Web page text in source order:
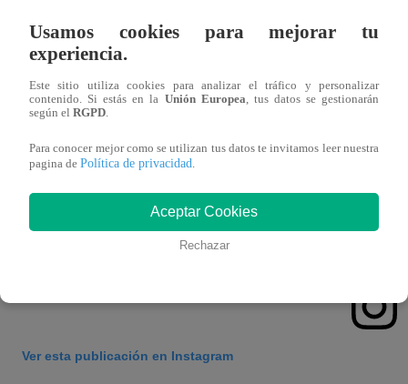
Ver esta publicación en Instagram
Usamos cookies para mejorar tu
experiencia.
Este sitio utiliza cookies para analizar el tráfico y personalizar
contenido. Si estás en la Unión Europea, tus datos se gestionarán
según el RGPD.
Para conocer mejor como se utilizan tus datos te invitamos leer nuestra
pagina de Política de privacidad.
Aceptar Cookies
Rechazar